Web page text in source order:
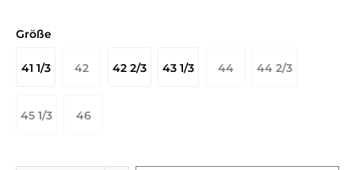
Größe
41 1/3 42 42 2/3 43 1/3 44 44 2/3
45 1/3 46